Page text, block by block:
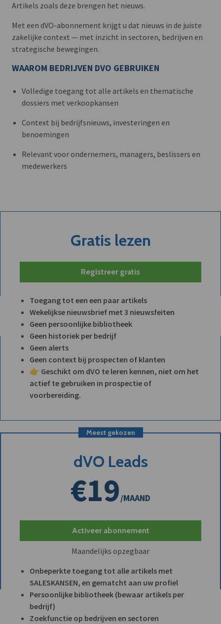
Artikels zoals deze brengen het nieuws.
Met een dVO-abonnement krijgt u dat nieuws in de juiste
zakelijke context — met inzicht in sectoren, bedrijven en
strategische bewegingen.
WAAROM BEDRIJVEN DVO GEBRUIKEN
Volledige toegang tot alle artikels en thematische
dossiers met verkoopkansen
Context bij bedrijfsnieuws, investeringen en
benoemingen
Relevant voor ondernemers, managers, beslissers en
medewerkers
Gratis lezen
Registreer gratis
Toegang tot een een paar artikels
Wekelijkse nieuwsbrief met 3 nieuwsfeiten
Geen persoonlijke bibliotheek
Geen historiek per bedrijf
Geen alerts
Geen context bij prospecten of klanten
👉 Geschikt om dVO te leren kennen, niet om het
actief te gebruiken in prospectie of
voorbereiding.
Meest gekozen
dVO Leads
€19/MAAND
Activeer abonnement
Maandelijks opzegbaar
Onbeperkte toegang tot alle artikels met
SALESKANSEN, en gematcht aan uw profiel
Persoonlijke bibliotheek (bewaar artikels per
bedrijf)
Zoekfunctie op bedrijven en sectoren